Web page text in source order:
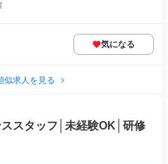
気になる
似求人を見る
スタッフ│未経験OK│研修